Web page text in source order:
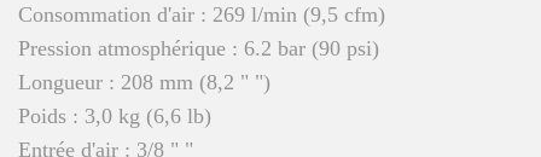
Consommation d'air : 269 l/min (9,5 cfm)
Pression atmosphérique : 6.2 bar (90 psi)
Longueur : 208 mm (8,2 " ")
Poids : 3,0 kg (6,6 lb)
Entrée d'air : 3/8 " "